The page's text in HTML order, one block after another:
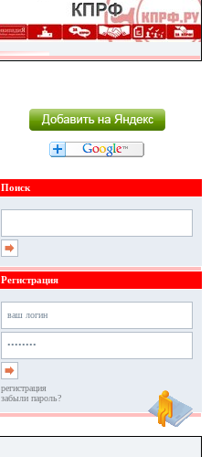
Поиск
Регистрация
регистрация
забыли пароль?